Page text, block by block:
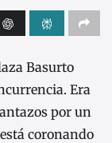
Basurto
Era
por un
coronando